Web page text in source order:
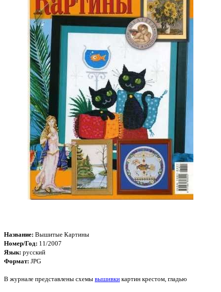
Название: Вышитые Картины
Номер/Год: 11/2007
Язык: русский
Формат: JPG
В журнале представлены схемы вышивки картин крестом, гладью